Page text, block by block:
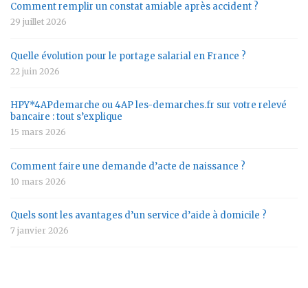
Comment remplir un constat amiable après accident ?
29 juillet 2026
Quelle évolution pour le portage salarial en France ?
22 juin 2026
HPY*4APdemarche ou 4AP les-demarches.fr sur votre relevé
bancaire : tout s’explique
15 mars 2026
Comment faire une demande d’acte de naissance ?
10 mars 2026
Quels sont les avantages d’un service d’aide à domicile ?
7 janvier 2026